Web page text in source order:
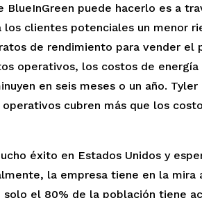
BlueInGreen puede hacerlo es a
clientes potenciales un menor
de rendimiento para vender el
operativos, los costos de
en seis meses o un año.
cubren más que los
éxito en Estados Unidos y
la empresa tiene en la mira
el 80% de la población tiene